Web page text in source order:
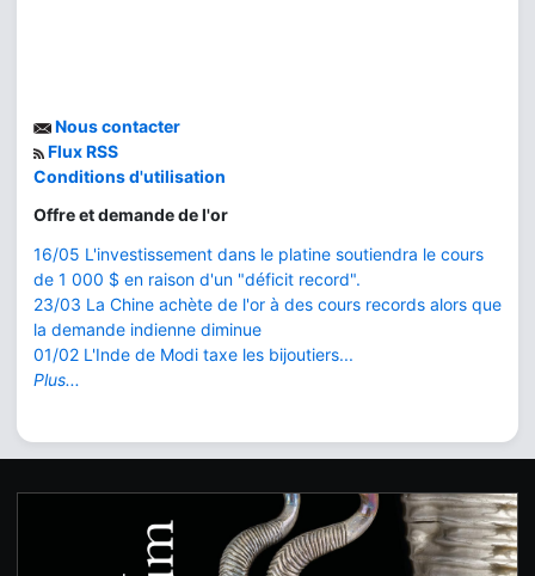
Nous contacter
Flux RSS
Conditions d'utilisation
Offre et demande de l'or
16/05 L'investissement dans le platine soutiendra le cours
de 1 000 $ en raison d'un "déficit record".
23/03 La Chine achète de l'or à des cours records alors que
la demande indienne diminue
01/02 L'Inde de Modi taxe les bijoutiers...
Plus...